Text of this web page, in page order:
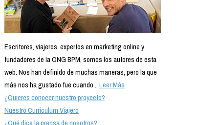
Escritores, viajeros, expertos en marketing online y
fundadores de la ONG BPM, somos los autores de esta
web. Nos han definido de muchas maneras, pero la que
más nos ha gustado fue cuando...Leer Más
¿Quieres conocer nuestro proyecto?
Nuestro Currículum Viajero
¿Qué dice la prensa de nosotros?